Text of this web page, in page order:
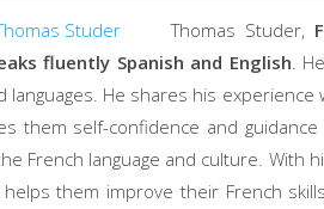
Thomas Studer,
fluently Spanish and English .
languages. He shares his experience
them self-confidence and
French language and culture. With
them improve their French